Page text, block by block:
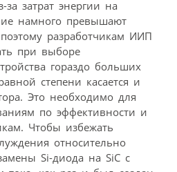
затрат энергии на
намного превышают
разработчикам ИИП
при выборе
гораздо больших
степени касается и
Это необходимо для
по эффективности и
Чтобы избежать
относительно
Si-диода на SiC с